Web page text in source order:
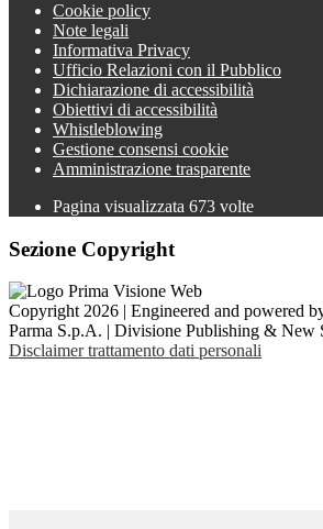
Cookie policy
Note legali
Informativa Privacy
Ufficio Relazioni con il Pubblico
Dichiarazione di accessibilità
Obiettivi di accessibilità
Whistleblowing
Gestione consensi cookie
Amministrazione trasparente
Pagina visualizzata 673 volte
Sezione Copyright
Copyright 2026 | Engineered and powered
Parma S.p.A. | Divisione Publishing & New
Disclaimer trattamento dati personali